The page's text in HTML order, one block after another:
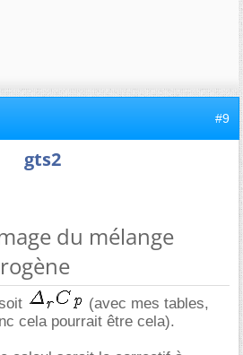
#9
gts2
du mélange
(avec mes tables,
cela pourrait être cela).